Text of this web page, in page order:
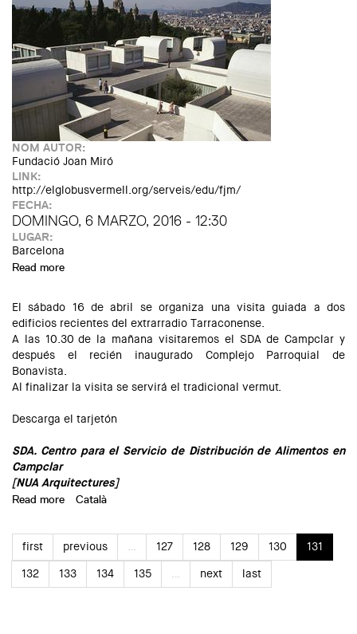
NOM AUTOR:
Fundació Joan Miró
LINK:
http://elglobusvermell.org/serveis/edu/fjm/
FECHA:
DOMINGO, 6 MARZO, 2016 - 12:30
LUGAR:
Barcelona
Read more
El sábado 16 de abril se organiza una visita guiada a dos
edificios recientes del extrarradio Tarraconense.
A las 10.30 de la mañana visitaremos el SDA de Campclar y
después el recién inaugurado Complejo Parroquial de
Bonavista.
Al finalizar la visita se servirá el tradicional vermut.
Descarga el tarjetón
SDA. Centro para el Servicio de Distribución de Alimentos en
Campclar
[NUA Arquitectures]
Read more about VERMUT D'OBRA A BONAVISTA I A CAMPCLAR
Català
first previous … 127 128 129 130
131
132
133 134 135 … next last